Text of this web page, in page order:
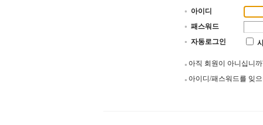
아이디
패스워드
자동로그인
아직 회원이 아니십니
아이디/패스워드를 잊